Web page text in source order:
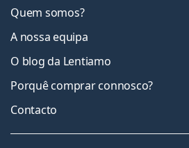
Quem somos?
A nossa equipa
O blog da Lentiamo
Porquê comprar connosco?
Contacto